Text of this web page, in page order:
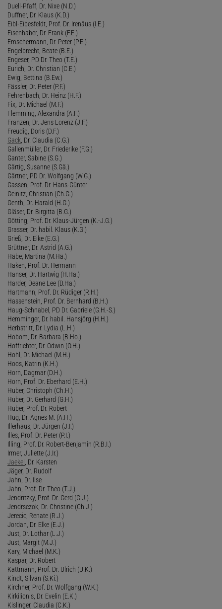
Duell-Pfaff, Dr. Nixe (N.D.)
Duffner, Dr. Klaus (K.D.)
Eibl-Eibesfeldt, Prof. Dr. Irenäus (I.E.)
Eisenhaber, Dr. Frank (F.E.)
Emschermann, Dr. Peter (P.E.)
Engelbrecht, Beate (B.E.)
Engeser, PD Dr. Theo (T.E.)
Eurich, Dr. Christian (C.E.)
Ewig, Bettina (B.Ew.)
Fässler, Dr. Peter (P.F.)
Fehrenbach, Dr. Heinz (H.F.)
Fix, Dr. Michael (M.F.)
Flemming, Alexandra (A.F.)
Franzen, Dr. Jens Lorenz (J.F.)
Freudig, Doris (D.F.)
Gack , Dr. Claudia (C.G.)
Gallenmüller, Dr. Friederike (F.G.)
Ganter, Sabine (S.G.)
Gärtig, Susanne (S.Gä.)
Gärtner, PD Dr. Wolfgang (W.G.)
Gassen, Prof. Dr. Hans-Günter
Geinitz, Christian (Ch.G.)
Genth, Dr. Harald (H.G.)
Gläser, Dr. Birgitta (B.G.)
Götting, Prof. Dr. Klaus-Jürgen (K.-J.G.)
Grasser, Dr. habil. Klaus (K.G.)
Grieß, Dr. Eike (E.G.)
Grüttner, Dr. Astrid (A.G.)
Häbe, Martina (M.Hä.)
Haken, Prof. Dr. Hermann
Hanser, Dr. Hartwig (H.Ha.)
Harder, Deane Lee (D.Ha.)
Hartmann, Prof. Dr. Rüdiger (R.H.)
Hassenstein, Prof. Dr. Bernhard (B.H.)
Haug-Schnabel, PD Dr. Gabriele (G.H.-S.)
Hemminger, Dr. habil. Hansjörg (H.H.)
Herbstritt, Dr. Lydia (L.H.)
Hobom, Dr. Barbara (B.Ho.)
Hoffrichter, Dr. Odwin (O.H.)
Hohl, Dr. Michael (M.H.)
Hoos, Katrin (K.H.)
Horn, Dagmar (D.H.)
Horn, Prof. Dr. Eberhard (E.H.)
Huber, Christoph (Ch.H.)
Huber, Dr. Gerhard (G.H.)
Huber, Prof. Dr. Robert
Hug, Dr. Agnes M. (A.H.)
Illerhaus, Dr. Jürgen (J.I.)
Illes, Prof. Dr. Peter (P.I.)
Illing, Prof. Dr. Robert-Benjamin (R.B.I.)
Irmer, Juliette (J.Ir.)
Jaekel , Dr. Karsten
Jäger, Dr. Rudolf
Jahn, Dr. Ilse
Jahn, Prof. Dr. Theo (T.J.)
Jendritzky, Prof. Dr. Gerd (G.J.)
Jendrsczok, Dr. Christine (Ch.J.)
Jerecic, Renate (R.J.)
Jordan, Dr. Elke (E.J.)
Just, Dr. Lothar (L.J.)
Just, Margit (M.J.)
Kary, Michael (M.K.)
Kaspar, Dr. Robert
Kattmann, Prof. Dr. Ulrich (U.K.)
Kindt, Silvan (S.Ki.)
Kirchner, Prof. Dr. Wolfgang (W.K.)
Kirkilionis, Dr. Evelin (E.K.)
Kislinger, Claudia (C.K.)